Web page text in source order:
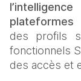
plateformes
des profils
fonctionnels
des accès et